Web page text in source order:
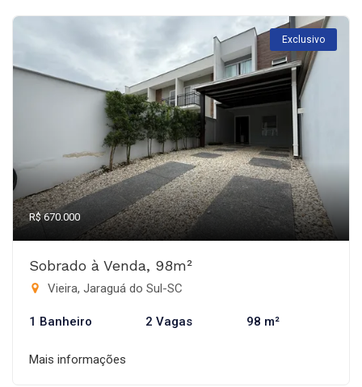
Exclusivo
R$ 670.000
Sobrado à Venda, 98m²
Vieira, Jaraguá do Sul-SC
1 Banheiro 2 Vagas 98 m²
Mais informações